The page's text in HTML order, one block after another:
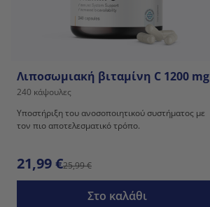
Λιποσωμιακή βιταμίνη C 1200 mg
240 κάψουλες
Υποστήριξη του ανοσοποιητικού συστήματος με
τον πιο αποτελεσματικό τρόπο.
21,99 €25,99 €
Στο καλάθι